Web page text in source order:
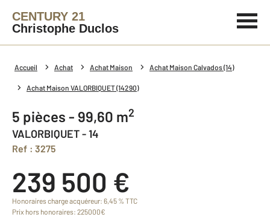
CENTURY 21
Christophe Duclos
Accueil Achat Achat Maison Achat Maison Calvados (14)
Achat Maison VALORBIQUET (14290)
5 pièces - 99,60 m2
VALORBIQUET - 14
Ref : 3275
239 500 €
Honoraires charge acquéreur: 6,45 % TTC
Prix hors honoraires: 225000€